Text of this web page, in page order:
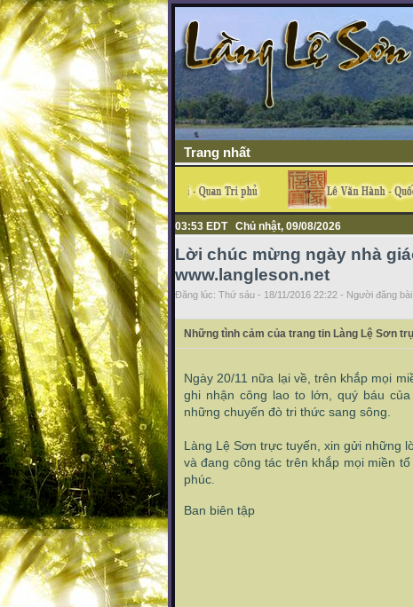
Trang nhất
03:53 EDT Chủ nhật, 09/08/2026
Lời chúc mừng ngày nhà
www.langleson.net
Đăng lúc: Thứ sáu - 18/11/2016 22:22 - Người đăng bài
Những tình cảm của trang tin Làng Lệ Sơn
Ngày 20/11 nữa lại về, trên khắp mọi
ghi nhận công lao to lớn, quý báu
những chuyến đò tri thức sang sông.
Làng Lệ Sơn trực tuyến, xin gửi những
và đang công tác trên khắp mọi miền
phúc.
Ban biên tập